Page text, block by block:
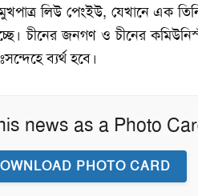
লিউ পেংইউ, যেখানে এক
চীনের জনগণ ও চীনের
ব্যর্থ হবে।
news as a Photo
PHOTO CARD